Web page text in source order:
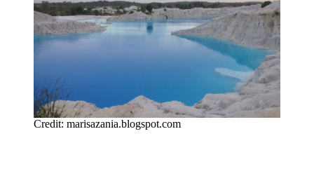
Credit: marisazania.blogspot.com